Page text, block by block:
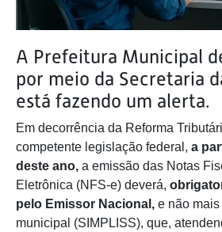
A Prefeitura Municipal
por meio da Secretaria
está fazendo um alerta.
Em decorrência da Reforma
competente legislação federal, a
deste ano, a emissão das Notas
Eletrônica (NFS-e) deverá,
pelo Emissor Nacional, e não
municipal (SIMPLISS), que,